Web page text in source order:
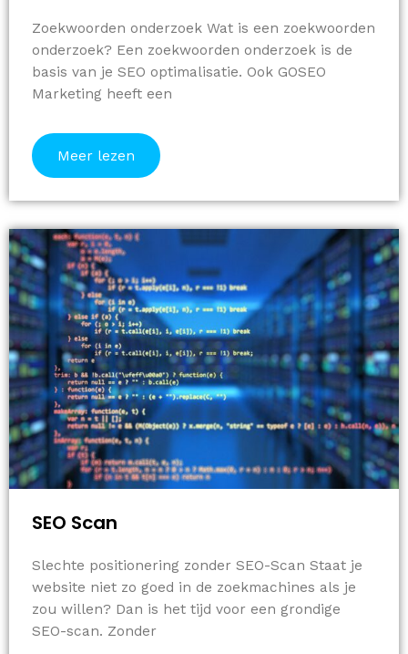
Zoekwoorden onderzoek Wat is een zoekwoorden
onderzoek? Een zoekwoorden onderzoek is de
basis van je SEO optimalisatie. Ook GOSEO
Marketing heeft een
Meer lezen
SEO Scan
Slechte positionering zonder SEO-Scan Staat je
website niet zo goed in de zoekmachines als je
zou willen? Dan is het tijd voor een grondige
SEO-scan. Zonder